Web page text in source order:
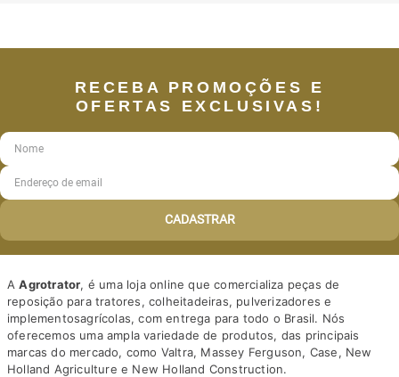
RECEBA PROMOÇÕES E
OFERTAS EXCLUSIVAS!
CADASTRAR
AAgrotrator, é uma loja online que comercializa peças de
reposição para tratores, colheitadeiras, pulverizadores e
implementosagrícolas, com entrega para todo o Brasil. Nós
oferecemos uma ampla variedade de produtos, das principais
marcas do mercado, como Valtra, Massey Ferguson, Case, New
Holland Agriculture e New Holland Construction.